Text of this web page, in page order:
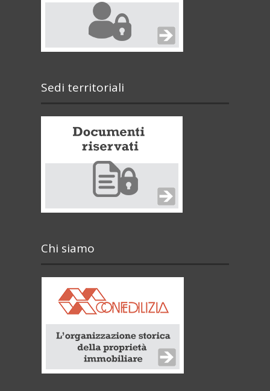
Sedi territoriali
Chi siamo